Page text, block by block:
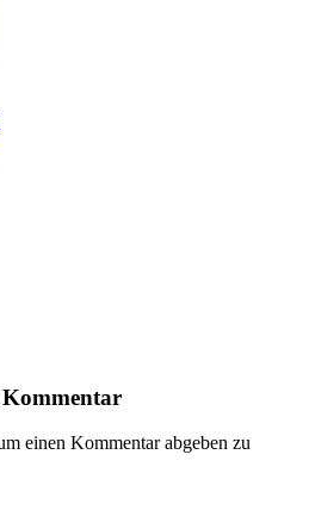
Kommentar
einen Kommentar abgeben zu